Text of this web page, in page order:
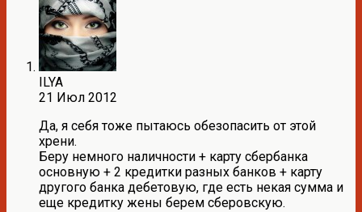
ILYA
21 Июл 2012
Да, я себя тоже пытаюсь обезопасить от этой
хрени.
Беру немного наличности + карту сбербанка
основную + 2 кредитки разных банков + карту
другого банка дебетовую, где есть некая сумма и
еще кредитку жены берем сберовскую.